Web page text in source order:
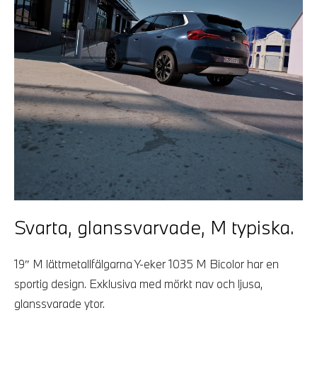
Svarta, glanssvarvade, M typiska.
19″ M lättmetallfälgarna Y-eker 1035 M Bicolor har en
sportig design. Exklusiva med mörkt nav och ljusa,
glanssvarade ytor.